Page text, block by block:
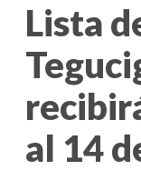
Lista
al 14